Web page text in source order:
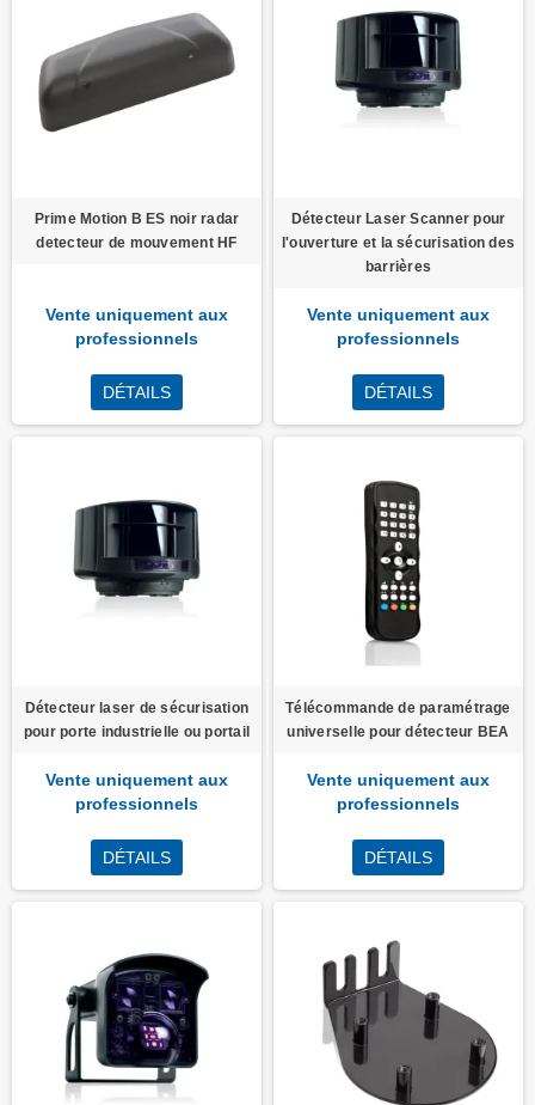
Prime Motion B ES noir radar
detecteur de mouvement HF
Vente uniquement aux
professionnels
DÉTAILS
Détecteur Laser Scanner pour
l'ouverture et la sécurisation des
barrières
Vente uniquement aux
professionnels
DÉTAILS
Détecteur laser de sécurisation
pour porte industrielle ou portail
Vente uniquement aux
professionnels
DÉTAILS
Télécommande de paramétrage
universelle pour détecteur BEA
Vente uniquement aux
professionnels
DÉTAILS